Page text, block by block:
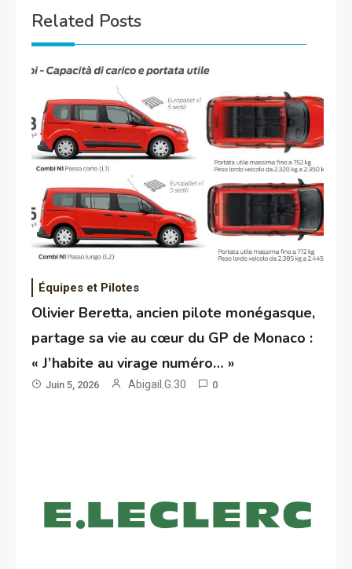
Related Posts
Équipes et Pilotes
Olivier Beretta, ancien pilote monégasque,
partage sa vie au cœur du GP de Monaco :
« J’habite au virage numéro… »
Juin 5, 2026 Abigail.G.30 0